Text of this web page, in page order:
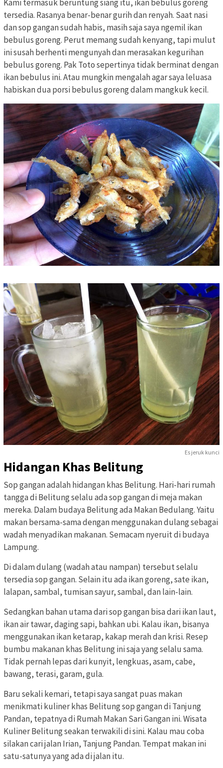
Kami termasuk beruntung siang itu, ikan bebulus goreng
tersedia. Rasanya benar-benar gurih dan renyah. Saat nasi
dan sop gangan sudah habis, masih saja saya ngemil ikan
bebulus goreng. Perut memang sudah kenyang, tapi mulut
ini susah berhenti mengunyah dan merasakan kegurihan
bebulus goreng. Pak Toto sepertinya tidak berminat dengan
ikan bebulus ini. Atau mungkin mengalah agar saya leluasa
habiskan dua porsi bebulus goreng dalam mangkuk kecil.
Es jeruk kunci
Hidangan Khas Belitung
Sop gangan adalah hidangan khas Belitung. Hari-hari rumah
tangga di Belitung selalu ada sop gangan di meja makan
mereka. Dalam budaya Belitung ada Makan Bedulang. Yaitu
makan bersama-sama dengan menggunakan dulang sebagai
wadah menyadikan makanan. Semacam nyeruit di budaya
Lampung.
Di dalam dulang (wadah atau nampan) tersebut selalu
tersedia sop gangan. Selain itu ada ikan goreng, sate ikan,
lalapan, sambal, tumisan sayur, sambal, dan lain-lain.
Sedangkan bahan utama dari sop gangan bisa dari ikan laut,
ikan air tawar, daging sapi, bahkan ubi. Kalau ikan, bisanya
menggunakan ikan ketarap, kakap merah dan krisi. Resep
bumbu makanan khas Belitung ini saja yang selalu sama.
Tidak pernah lepas dari kunyit, lengkuas, asam, cabe,
bawang, terasi, garam, gula.
Baru sekali kemari, tetapi saya sangat puas makan
menikmati kuliner khas Belitung sop gangan di Tanjung
Pandan, tepatnya di Rumah Makan Sari Gangan ini. Wisata
Kuliner Belitung seakan terwakili di sini. Kalau mau coba
silakan cari jalan Irian, Tanjung Pandan. Tempat makan ini
satu-satunya yang ada di jalan itu.